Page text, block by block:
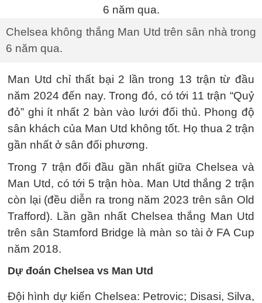
Chelsea không thắng Man Utd trên sân nhà trong
6 năm qua.
Man Utd chỉ thất bại 2 lần trong 13 trận từ đầu
năm 2024 đến nay. Trong đó, có tới 11 trận “Quỷ
đỏ” ghi ít nhất 2 bàn vào lưới đối thủ. Phong độ
sân khách của Man Utd không tốt. Họ thua 2 trận
gần nhất ở sân đối phương.
Trong 7 trận đối đầu gần nhất giữa Chelsea và
Man Utd, có tới 5 trận hòa. Man Utd thắng 2 trận
còn lại (đều diễn ra trong năm 2023 trên sân Old
Trafford). Lần gần nhất Chelsea thắng Man Utd
trên sân Stamford Bridge là màn so tài ở FA Cup
năm 2018.
Dự đoán Chelsea vs Man Utd
Đội hình dự kiến Chelsea: Petrovic; Disasi, Silva,